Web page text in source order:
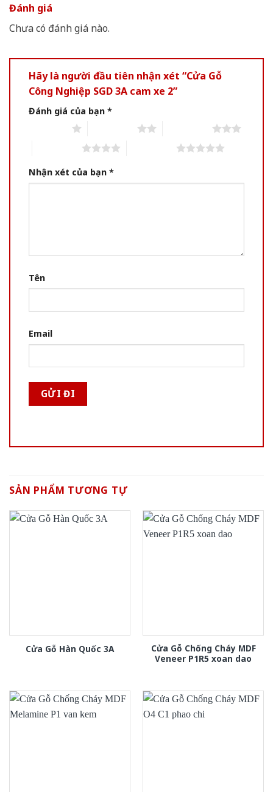
Đánh giá
Chưa có đánh giá nào.
Hãy là người đầu tiên nhận xét “Cửa Gỗ
Công Nghiệp SGD 3A cam xe 2”
Đánh giá của bạn *
Nhận xét của bạn *
Tên
Email
SẢN PHẨM TƯƠNG TỰ
Cửa Gỗ Hàn Quốc 3A
Cửa Gỗ Chống Cháy MDF
Veneer P1R5 xoan dao